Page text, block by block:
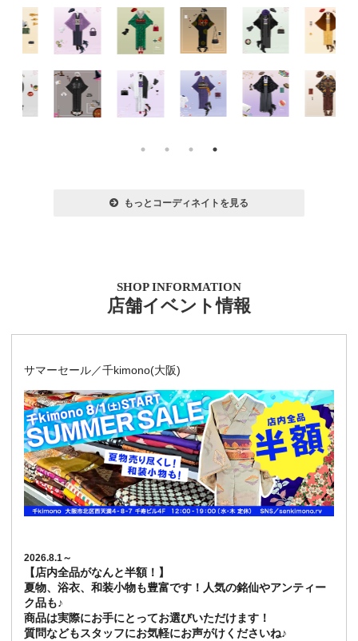
もっとコーディネイトを見る
SHOP INFORMATION
店舗イベント情報
サマーセール／千kimono(大阪)
2026.8.1～
【店内全品がなんと半額！】
夏物、浴衣、和装小物も豊富です！人気の銘仙やアンティー
ク品も♪
商品は実際にお手にとってお選びいただけます！
質問などもスタッフにお気軽にお声がけくださいね♪